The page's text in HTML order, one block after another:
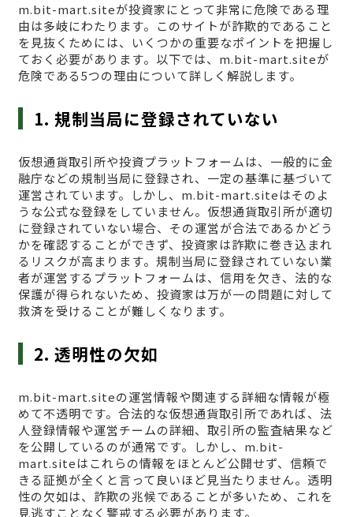
m.bit-mart.siteが投資家にとって非常に危険である理
由は多岐にわたります。このサイトが詐欺的であること
を見抜くためには、いくつかの重要なポイントを把握し
ておく必要があります。以下では、m.bit-mart.siteが
危険である5つの理由について詳しく解説します。
1. 規制当局に登録されていない
仮想通貨取引所や投資プラットフォームは、一般的に金
融庁などの規制当局に登録され、一定の基準に基づいて
運営されています。しかし、m.bit-mart.siteはそのよ
うな公式な登録をしていません。仮想通貨取引所が適切
に登録されていない場合、その運営が合法であるかどう
かを確認することができず、投資家は詐欺に巻き込まれ
るリスクが高まります。規制当局に登録されていない業
者が運営するプラットフォームは、信用を欠き、法的な
保護が得られないため、投資家は万が一の問題に対して
救済を受けることが難しくなります。
2. 透明性の欠如
m.bit-mart.siteの運営情報や関連する詳細な情報が極
めて不透明です。合法的な仮想通貨取引所であれば、法
人登録情報や運営チームの詳細、取引所の監査結果など
を公開しているのが通常です。しかし、m.bit-
mart.siteはこれらの情報をほとんど公開せず、信頼で
きる証拠が全くと言って良いほど見当たりません。透明
性の欠如は、詐欺の兆候であることが多いため、これを
見逃すことなく警戒する必要があります。